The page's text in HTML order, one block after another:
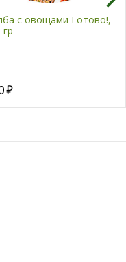
с овощами Готово!,
гр